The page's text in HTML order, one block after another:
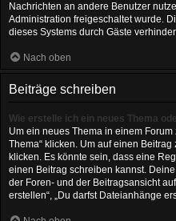
Nachrichten an andere Benutzer
Administration freigeschaltet wurde.
dieses Systems durch Gäste
Nach oben
Beiträge schreiben
Wie erstelle ich ein neues Thema
Um ein neues Thema in einem
Thema“ klicken. Um auf einen Beitrag
klicken. Es könnte sein, dass eine
einen Beitrag schreiben kannst.
der Foren- und der Beitragsansicht
erstellen“, „Du darfst Dateianhänge